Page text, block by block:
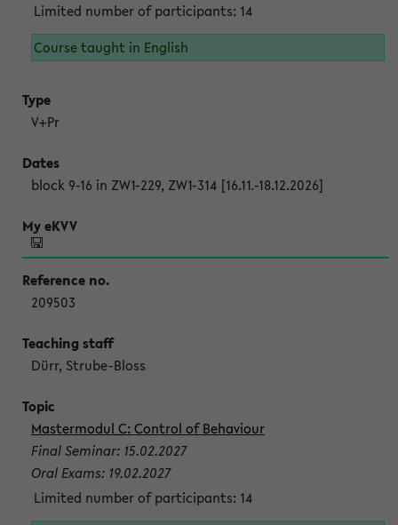
Limited number of participants: 14
Course taught in English
V+Pr
block 9-16 in ZW1-229, ZW1-314 [16.11.-18.12.2026]
209503
Dürr, Strube-Bloss
Mastermodul C: Control of Behaviour
Final Seminar: 15.02.2027
Oral Exams: 19.02.2027
Limited number of participants: 14